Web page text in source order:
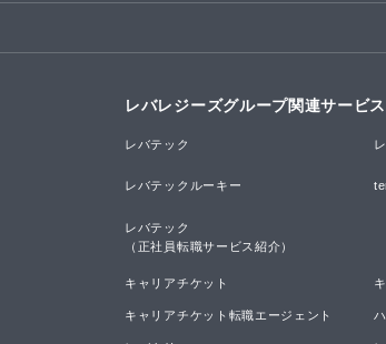
レバレジーズグループ関連サービス
レバテック
レバテックルーキー
レバテック
（正社員転職サービス紹介）
キャリアチケット
キャリアチケット転職エージェント